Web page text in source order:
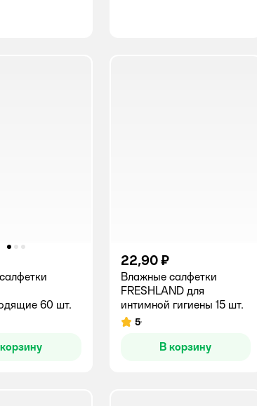
60 шт.
22,90 ₽
Влажные салфетки
FRESHLAND для
интимной гигиены 15 шт.
Рейтинг:
5
В корзину